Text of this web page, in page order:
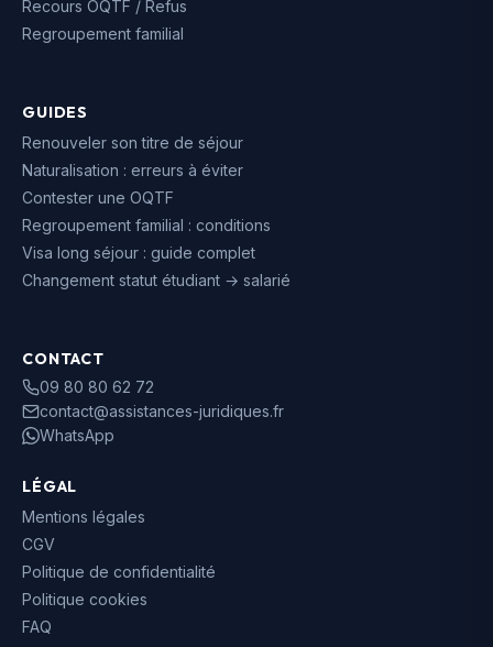
Recours OQTF / Refus
Regroupement familial
GUIDES
Renouveler son titre de séjour
Naturalisation : erreurs à éviter
Contester une OQTF
Regroupement familial : conditions
Visa long séjour : guide complet
Changement statut étudiant → salarié
CONTACT
09 80 80 62 72
contact@assistances-juridiques.fr
WhatsApp
LÉGAL
Mentions légales
CGV
Politique de confidentialité
Politique cookies
FAQ